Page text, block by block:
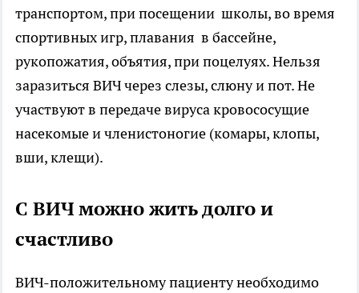
транспортом, при посещении школы, во время
спортивных игр, плавания в бассейне,
рукопожатия, объятия, при поцелуях. Нельзя
заразиться ВИЧ через слезы, слюну и пот. Не
участвуют в передаче вируса кровососущие
насекомые и членистоногие (комары, клопы,
вши, клещи).
С ВИЧ можно жить долго и
счастливо
ВИЧ-положительному пациенту необходимо